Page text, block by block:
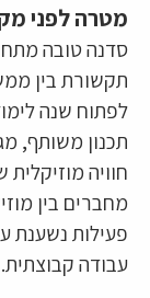
מטרה לפני
סדנה טובה
תקשורת בין
לפתוח שנה
תכנון משותף,
חוויה
מחברים בין
פעילות נשענת
עבודה קבוצתית.